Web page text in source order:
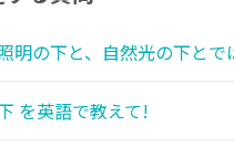
明の下と、自然光の下と
を英語で教えて!